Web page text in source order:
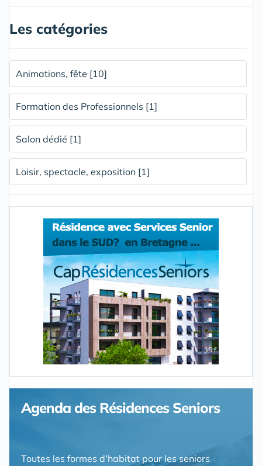
Les catégories
Animations, fête [10]
Formation des Professionnels [1]
Salon dédié [1]
Loisir, spectacle, exposition [1]
Agenda des Résidences Seniors
Toutes les formes d'habitat pour les seniors